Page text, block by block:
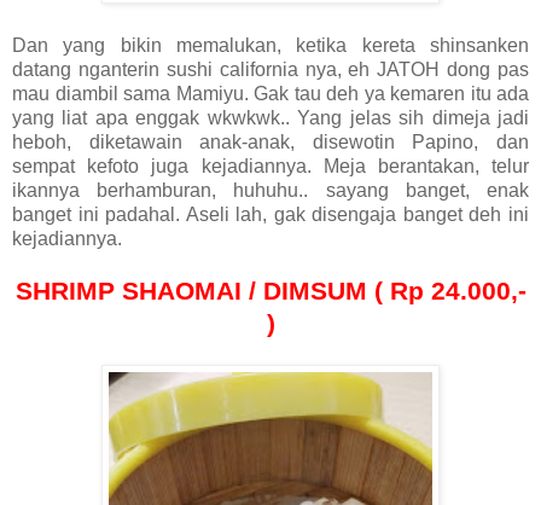
Dan yang bikin memalukan, ketika kereta shinsanken
datang nganterin sushi california nya, eh JATOH dong pas
mau diambil sama Mamiyu. Gak tau deh ya kemaren itu ada
yang liat apa enggak wkwkwk.. Yang jelas sih dimeja jadi
heboh, diketawain anak-anak, disewotin Papino, dan
sempat kefoto juga kejadiannya. Meja berantakan, telur
ikannya berhamburan, huhuhu.. sayang banget, enak
banget ini padahal. Aseli lah, gak disengaja banget deh ini
kejadiannya.
SHRIMP SHAOMAI / DIMSUM ( Rp 24.000,-
)